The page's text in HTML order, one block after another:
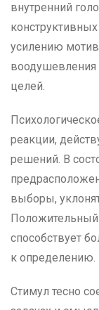
внутренний
усилению
воодушевления
целей.
реакции,
решений. В
выборы,
Положительный
способствует
к определению.
Стимул тесно